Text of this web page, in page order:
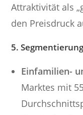
Attraktivität als
den Preisdruck
5.
Einfamilien-
Marktes mit